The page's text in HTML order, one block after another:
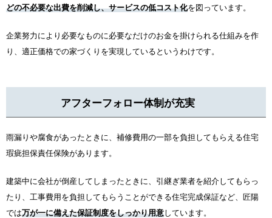
どの不必要な出費を削減し、サービスの低コスト化を図っています。
企業努力により必要なものに必要なだけのお金を掛けられる仕組みを作
り、適正価格での家づくりを実現しているというわけです。
アフターフォロー体制が充実
雨漏りや腐食があったときに、補修費用の一部を負担してもらえる住宅
瑕疵担保責任保険があります。
建築中に会社が倒産してしまったときに、引継ぎ業者を紹介してもらっ
たり、工事費用を負担してもらうことができる住宅完成保証など、匠陽
では万が一に備えた保証制度をしっかり用意しています。